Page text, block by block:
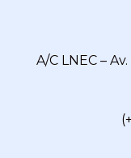
A/C LNEC –